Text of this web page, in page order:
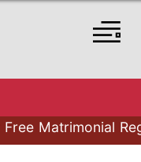
Matrimonial